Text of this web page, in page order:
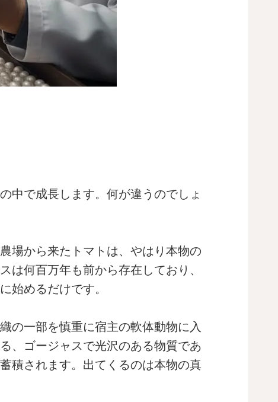
中で成長します。何が違うのでしょ
場から来たトマトは、やはり本物の
は何百万年も前から存在しており、
始めるだけです。
の一部を慎重に宿主の軟体動物に入
、ゴージャスで光沢のある物質であ
積されます。出てくるのは本物の真